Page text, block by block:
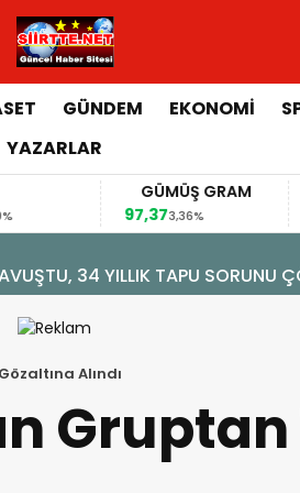
GÜNDEM EKONOMİ
YAZARLAR
GÜMÜŞ GRAM
3,36%
BITCOIN
64.313,00
Eğitim Alıyor
Alındı
Gruptan